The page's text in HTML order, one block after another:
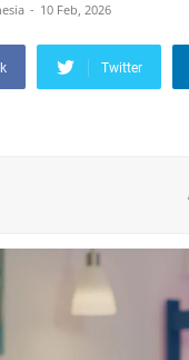
10 Feb, 2026
Twitter